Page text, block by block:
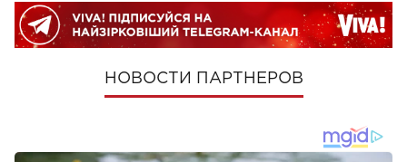
НОВОСТИ ПАРТНЕРОВ